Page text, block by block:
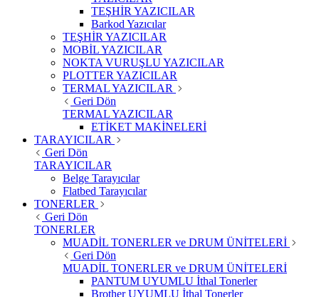
TEŞHİR YAZICILAR
Barkod Yazıcılar
TEŞHİR YAZICILAR
MOBİL YAZICILAR
NOKTA VURUŞLU YAZICILAR
PLOTTER YAZICILAR
TERMAL YAZICILAR
Geri Dön
TERMAL YAZICILAR
ETİKET MAKİNELERİ
TARAYICILAR
Geri Dön
TARAYICILAR
Belge Tarayıcılar
Flatbed Tarayıcılar
TONERLER
Geri Dön
TONERLER
MUADİL TONERLER ve DRUM ÜNİTELERİ
Geri Dön
MUADİL TONERLER ve DRUM ÜNİTELERİ
PANTUM UYUMLU İthal Tonerler
Brother UYUMLU İthal Tonerler